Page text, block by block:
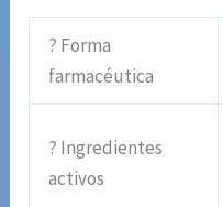
? Forma
farmacéutica
? Ingredientes
activos